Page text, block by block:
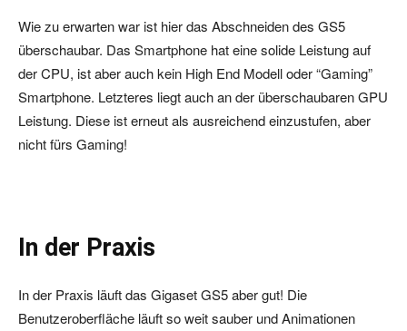
Wie zu erwarten war ist hier das Abschneiden des GS5
überschaubar. Das Smartphone hat eine solide Leistung auf
der CPU, ist aber auch kein High End Modell oder “Gaming”
Smartphone. Letzteres liegt auch an der überschaubaren GPU
Leistung. Diese ist erneut als ausreichend einzustufen, aber
nicht fürs Gaming!
In der Praxis
In der Praxis läuft das Gigaset GS5 aber gut! Die
Benutzeroberfläche läuft so weit sauber und Animationen